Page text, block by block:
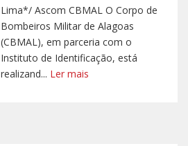
Lima*/ Ascom CBMAL O Corpo de
Bombeiros Militar de Alagoas
(CBMAL), em parceria com o
Instituto de Identificação, está
realizand... Ler mais